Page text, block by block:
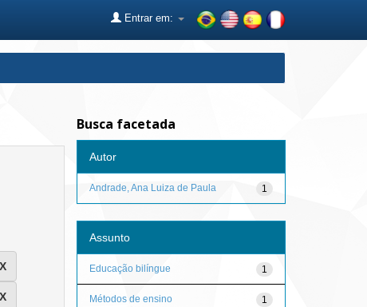
Entrar em:
Busca facetada
Autor
1
Andrade, Ana Luiza de Paula
Assunto
1
Educação bilíngue
1
Métodos de ensino